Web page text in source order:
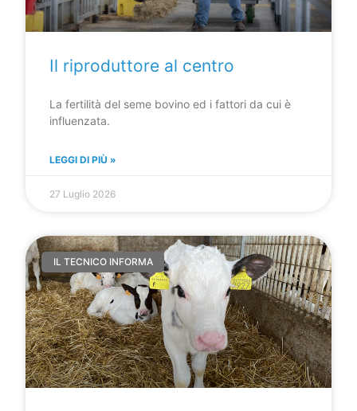
Il riproduttore al centro
La fertilità del seme bovino ed i fattori da cui è
influenzata.
LEGGI DI PIÙ »
27 Luglio 2026
IL TECNICO INFORMA